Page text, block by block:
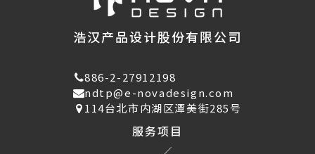
浩汉产品设计股份有限公司
886-2-27912198
ndtp@e-novadesign.com
114台北市内湖区潭美街285号
服务项目